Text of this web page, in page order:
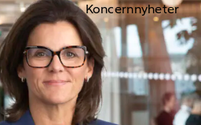
Koncernnyheter